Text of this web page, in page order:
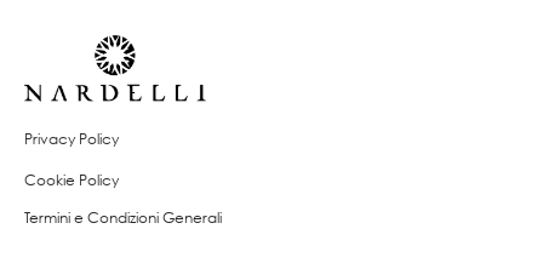
Privacy Policy
Cookie Policy
Termini e Condizioni Generali